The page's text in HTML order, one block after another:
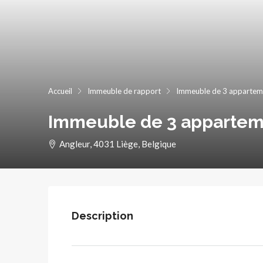
Accueil Immeuble de rapport Immeuble de 3
Immeuble de 3
Angleur, 4031 Liège, Belgique
Description